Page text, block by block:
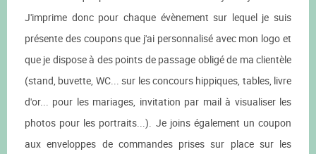
J'imprime donc pour chaque évènement sur lequel je suis
présente des coupons que j'ai personnalisé avec mon logo et
que je dispose à des points de passage obligé de ma clientèle
(stand, buvette, WC... sur les concours hippiques, tables, livre
d'or... pour les mariages, invitation par mail à visualiser les
photos pour les portraits...). Je joins également un coupon
aux enveloppes de commandes prises sur place sur les